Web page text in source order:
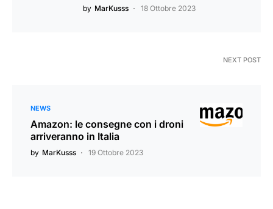
by MarKusss 18 Ottobre 2023
NEXT POST
NEWS
Amazon: le consegne con i droni
arriveranno in Italia
by MarKusss 19 Ottobre 2023